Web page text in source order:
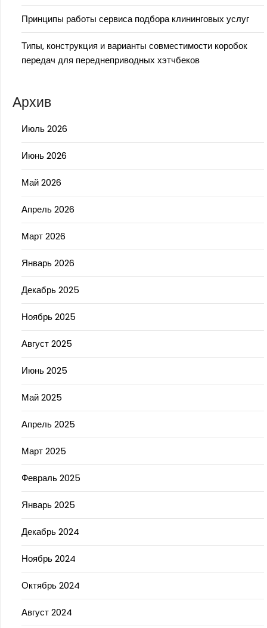
Принципы работы сервиса подбора клининговых услуг
Типы, конструкция и варианты совместимости коробок
передач для переднеприводных хэтчбеков
Архив
Июль 2026
Июнь 2026
Май 2026
Апрель 2026
Март 2026
Январь 2026
Декабрь 2025
Ноябрь 2025
Август 2025
Июнь 2025
Май 2025
Апрель 2025
Март 2025
Февраль 2025
Январь 2025
Декабрь 2024
Ноябрь 2024
Октябрь 2024
Август 2024